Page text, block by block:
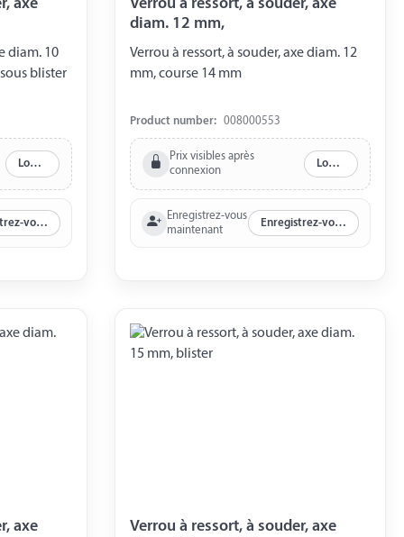
blister
Log in
Enregistrez-vous maintenant
Verrou à ressort, à souder, axe
diam. 12 mm,
Verrou à ressort, à souder, axe diam. 12
mm, course 14 mm
Product number: 008000553
Prix visibles après
connexion
Log in
Enregistrez-vous
maintenant
Enregistrez-vous maintenant
Verrou à ressort, à souder, axe